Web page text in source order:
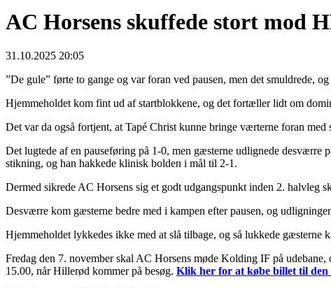
AC Horsens skuffede stort mod
31.10.2025 20:05
”De gule” førte to gange og var foran ved pausen, men det smuldrede,
Hjemmeholdet kom fint ud af startblokkene, og det fortæller lidt om
Det var da også fortjent, at Tapé Christ kunne bringe værterne foran
Det lugtede af en pauseføring på 1-0, men gæsterne udlignede
stikning, og han hakkede klinisk bolden i mål til 2-1.
Dermed sikrede AC Horsens sig et godt udgangspunkt inden 2. halvleg
Desværre kom gæsterne bedre med i kampen efter pausen, og
Hjemmeholdet lykkedes ikke med at slå tilbage, og så lukkede gæsterne
Fredag den 7. november skal AC Horsens møde Kolding IF på
15.00, når Hillerød kommer på besøg. Klik her for at købe billet til den